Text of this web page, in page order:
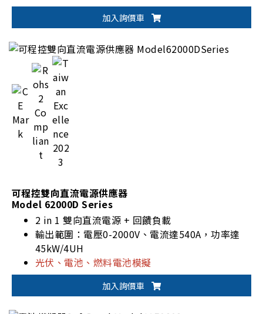
加入詢價車
可程控雙向直流電源供應器
Model 62000D Series
2 in 1 雙向直流電源 + 回饋負載
輸出範圍：電壓0-2000V、電流達540A，功率達
45kW/4UH
光伏、電池、燃料電池模擬
一鍵切換雙輸出範圍(62000D-HL系列)
加入詢價車